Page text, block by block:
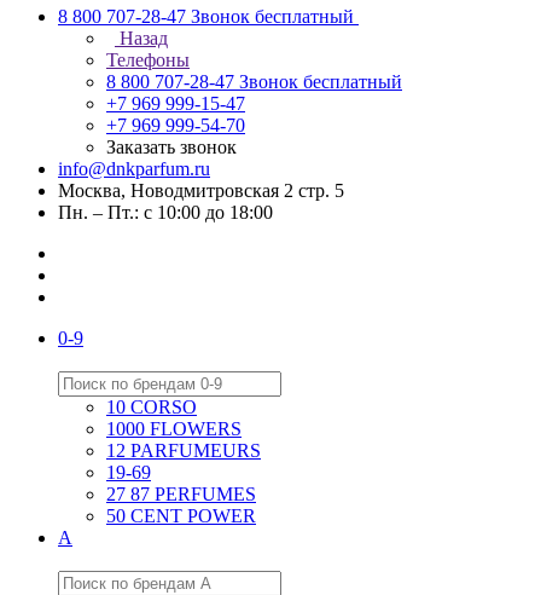
8 800 707-28-47 Звонок бесплатный
Назад
Телефоны
8 800 707-28-47 Звонок бесплатный
+7 969 999-15-47
+7 969 999-54-70
Заказать звонок
info@dnkparfum.ru
Москва, Новодмитровская 2 стр. 5
Пн. – Пт.: с 10:00 до 18:00
0-9
10 CORSO
1000 FLOWERS
12 PARFUMEURS
19-69
27 87 PERFUMES
50 CENT POWER
A